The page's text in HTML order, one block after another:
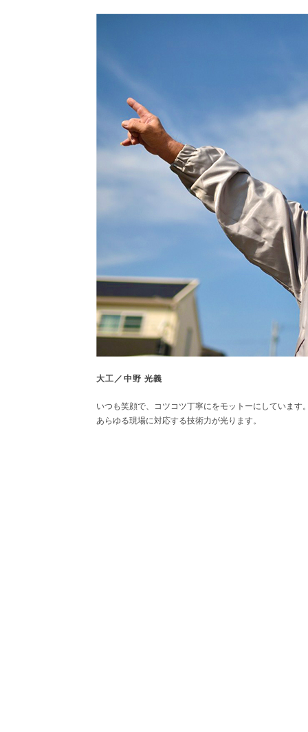
大工／中野 光義
いつも笑顔で、コツコツ丁寧にをモットーにしています
あらゆる現場に対応する技術力が光ります。